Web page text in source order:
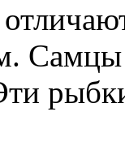
Самцы